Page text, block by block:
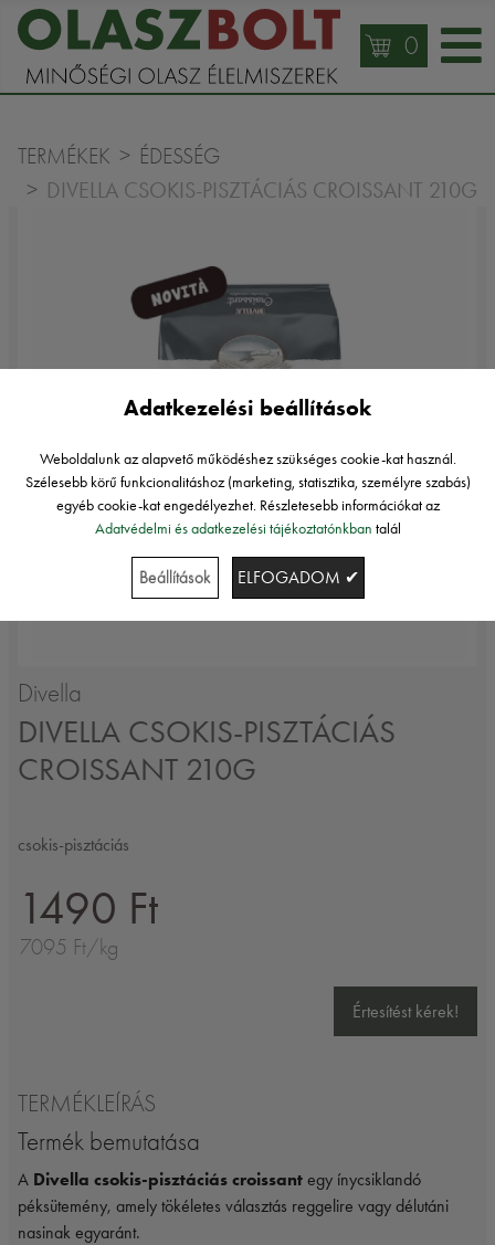
0
TERMÉKEK ÉDESSÉG
DIVELLA CSOKIS-PISZTÁCIÁS CROISSANT 210G
Divella
DIVELLA CSOKIS-PISZTÁCIÁS
CROISSANT 210G
csokis-pisztáciás
1490 Ft
7095 Ft/kg
Értesítést kérek!
TERMÉKLEÍRÁS
Termék bemutatása
A Divella csokis-pisztáciás croissant egy ínycsiklandó
péksütemény, amely tökéletes választás reggelire vagy délutáni
nasinak egyaránt.
Adatkezelési beállítások
Weboldalunk az alapvető működéshez szükséges cookie-kat használ.
Szélesebb körű funkcionalitáshoz (marketing, statisztika, személyre szabás)
egyéb cookie-kat engedélyezhet. Részletesebb információkat az
Adatvédelmi és adatkezelési tájékoztatónkban talál
Beállítások ELFOGADOM ✔